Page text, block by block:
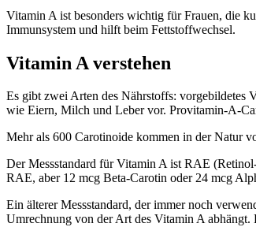
Vitamin A ist besonders wichtig für Frauen, die
Immunsystem und hilft beim Fettstoffwechsel.
Vitamin A verstehen
Es gibt zwei Arten des Nährstoffs:
wie Eiern, Milch und Leber vor. Provitamin-A-
Mehr als 600 Carotinoide kommen in der Natur
Der Messstandard für Vitamin A ist RAE
RAE, aber 12 mcg Beta-Carotin oder 24 mcg
Ein älterer Messstandard, der immer noch
Umrechnung von der Art des Vitamin A